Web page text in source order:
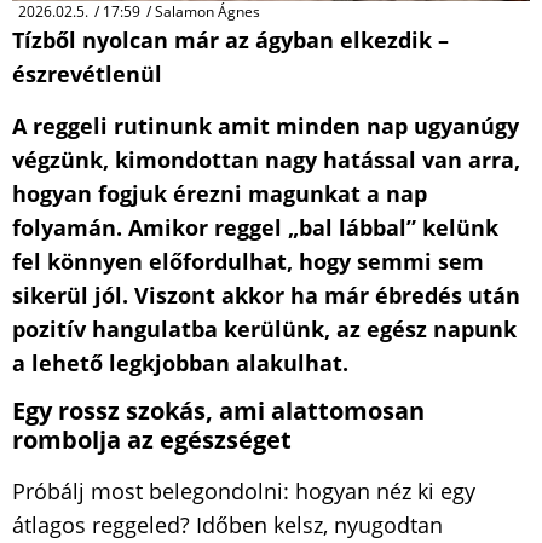
2026.02.5. / 17:59 /Salamon Ágnes
Tízből nyolcan már az ágyban elkezdik –
észrevétlenül
A reggeli rutinunk amit minden nap ugyanúgy
végzünk, kimondottan nagy hatással van arra,
hogyan fogjuk érezni magunkat a nap
folyamán. Amikor reggel „bal lábbal” kelünk
fel könnyen előfordulhat, hogy semmi sem
sikerül jól. Viszont akkor ha már ébredés után
pozitív hangulatba kerülünk, az egész napunk
a lehető legkjobban alakulhat.
Egy rossz szokás, ami alattomosan
rombolja az egészséget
Próbálj most belegondolni: hogyan néz ki egy
átlagos reggeled? Időben kelsz, nyugodtan